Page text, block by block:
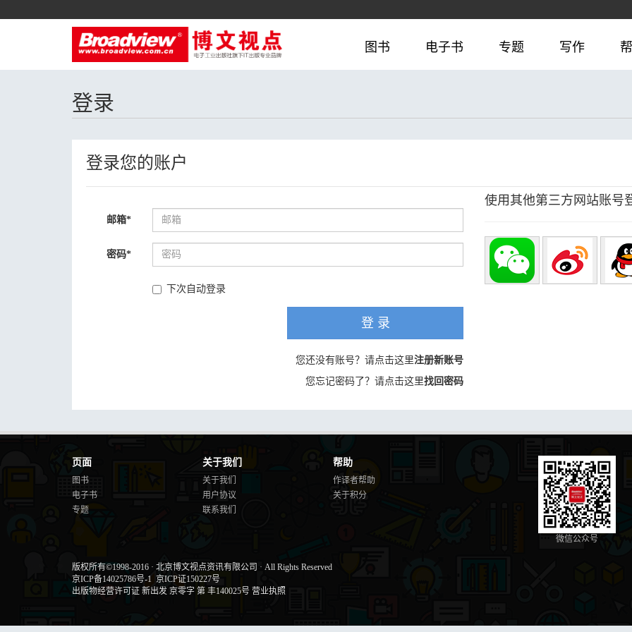
图书 电子书 专题 写作
登录
登录您的账户
邮箱*
密码*
下次自动登录
登 录
您还没有账号？请点击这里注册新账号
您忘记密码了？请点击这里找回密码
使用其他第三方网站账号
页面
图书
电子书
专题
关于我们
关于我们
用户协议
联系我们
帮助
作译者帮助
关于积分
微信公众号
版权所有©1998-2016 · 北京博文视点资讯有限公司 · All Rights Reserved
京ICP备14025786号-1 京ICP证150227号
出版物经营许可证 新出发 京零字 第 丰140025号 营业执照